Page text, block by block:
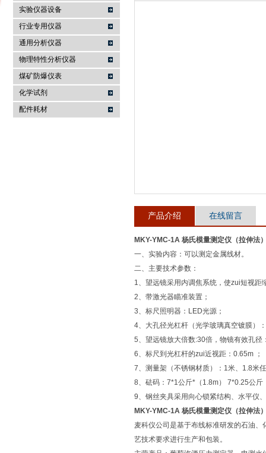
麦科仪（北京）科技有限公司
实验仪器设备
行业专用仪器
通用分析仪器
物理特性分析仪器
煤矿防爆仪表
化学试剂
配件耗材
产品介绍 在线留言
MKY-YMC-1A 杨氏模量测定仪（拉伸法
一、实验内容：可以测定金属线材。
二、主要技术参数：
1、望远镜采用内调焦系统，使zui短视距
2、带激光器瞄准装置；
3、标尺照明器：LED光源；
4、大孔径光杠杆（光学玻璃真空镀膜）
5、望远镜放大倍数:30倍，物镜有效孔径
6、标尺到光杠杆的zui近视距：0.65m ；
7、测量架（不锈钢材质）：1米、1.8米
8、砝码：7*1公斤*（1.8m） 7*0.25公斤
9、钢丝夹具采用向心锁紧结构、水平仪
MKY-YMC-1A 杨氏模量测定仪（拉伸法
麦科仪公司是基于布线标准研发的石油
艺技术要求进行生产和包装。